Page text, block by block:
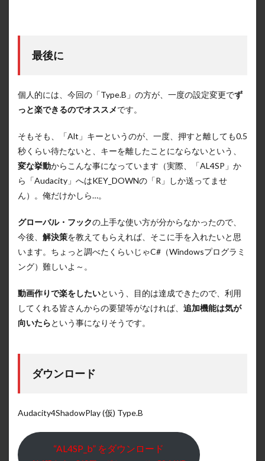
最後に
個人的には、今回の「Type.B」の方が、一度の設定変更でず
っと楽できるのでオススメです。
そもそも、「Alt」キーというのが、一度、押すと離しても0.5
秒くらい待たないと、キーを離したことにならないという、
変な挙動からこんな事になっています（実際、「AL4SP」か
ら「Audacity」へはKEY_DOWNの「R」しか送ってませ
ん）。俺だけかしら…。
グローバル・フックの上手な使い方が分からなかったので、
今後、 解決策を教えてもらえれば、そこに手を入れたいと思
います。ちょっと調べたくらいじゃC#（Windowsプログラミ
ング）難しいよ～。
動画作りで楽をしたいという、目的は達成できたので、利用
してくれる皆さんからの要望等がなければ、 追加機能は気が
向いたらという事になりそうです。
ダウンロード
Audacity4ShadowPlay (仮) Type.B
“AL4SP_b” をダウンロード